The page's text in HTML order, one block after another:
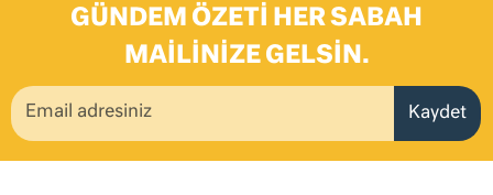
GÜNDEM ÖZETI HER SABAH
MAILINIZE GELSIN.
Kaydet